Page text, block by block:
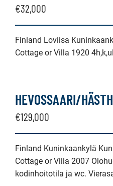
€32,000
Finland Loviisa
Cottage or Villa 1920
HEVOSSAARI/
€129,000
Finland Kuninkaankylä
Cottage or Villa 2007
kodinhoitotila ja wc.